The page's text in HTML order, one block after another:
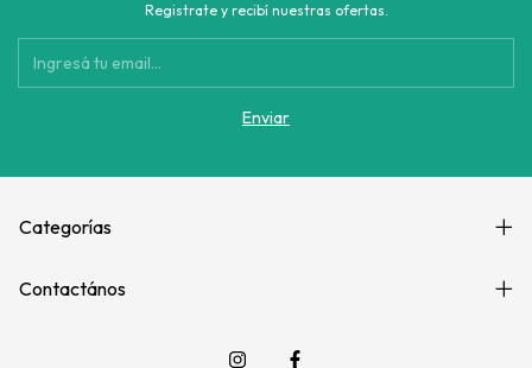
Registrate y recibí nuestras ofertas.
Categorías
Contactános